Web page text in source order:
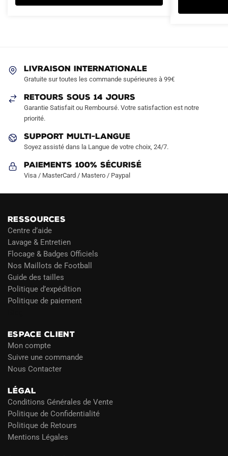
choisies
la
page
produit
variations.
page
LIVRAISON INTERNATIONALE
Gratuite sur toutes les commande supérieures à 99€
RETOURS SOUS 14 JOURS
Garantie Satisfait ou Remboursé. Votre satisfaction est notre
priorité.
SUPPORT MULTI-LANGUE
Soyez assisté dans la Langue de votre choix, 24/7.
Paiements 100% Sécurisé
Visa / MasterCard / Mastero / Paypal
RESSOURCES
Centre d’aide
Lavage & Entretien
Flocage & Badges Officiels
Nos Maillots de Football
Guide des tailles
Politique d’expédition
Politique de paiement
ESPACE CLIENT
Mon compte
Suivre une commande
Nous Contacter
LÉGAL
Conditions Générales de Vente
Politique de Confidentialité
Politique de Retours
Mentions Légales